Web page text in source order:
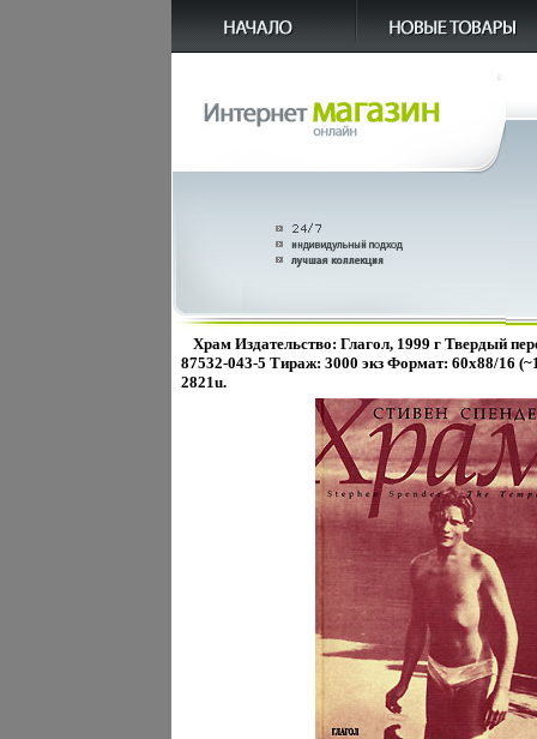
Храм Издательство: Глагол, 1999 г Твердый
87532-043-5 Тираж: 3000 экз Формат: 60x88/16
2821u.